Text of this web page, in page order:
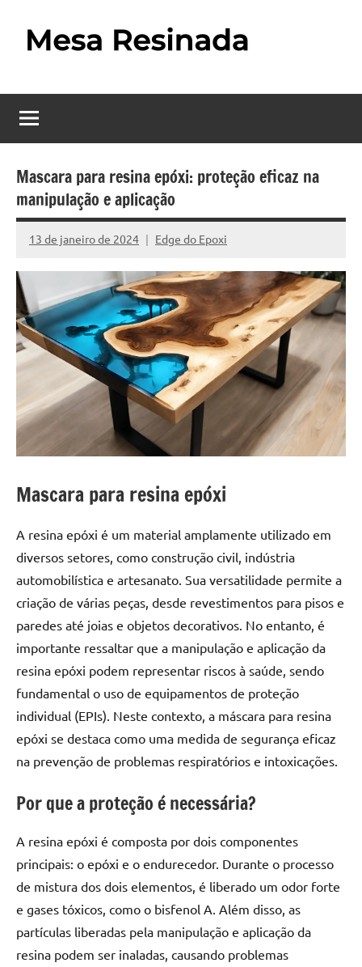
Resinada
–
Como
Fazer
uma
Mesa
Resinada
Passo
a
passo
o
fascinante
mesas
resinadas,
onde
elegância
da
madeira
se
encontra
com
a
criatividade
da
resina.
e
sobre
mesa
de
madeira
resina,
incluindo
designs
de
mesas
de
e
inovadoras
mesas
cascata
resinadas.
Quer
esteja
Mascara para resina epóxi: proteção eficaz na
manipulação e aplicação
13 de janeiro de 2024 Edge do Epoxi
Nenhum
Comentário
Mascara para resina epóxi
A resina epóxi é um material amplamente utilizado em
diversos setores, como construção civil, indústria
automobilística e artesanato. Sua versatilidade permite a
criação de várias peças, desde revestimentos para pisos e
paredes até joias e objetos decorativos. No entanto, é
importante ressaltar que a manipulação e aplicação da
resina epóxi podem representar riscos à saúde, sendo
fundamental o uso de equipamentos de proteção
individual (EPIs). Neste contexto, a máscara para resina
epóxi se destaca como uma medida de segurança eficaz
na prevenção de problemas respiratórios e intoxicações.
Por que a proteção é necessária?
A resina epóxi é composta por dois componentes
principais: o epóxi e o endurecedor. Durante o processo
de mistura dos dois elementos, é liberado um odor forte
e gases tóxicos, como o bisfenol A. Além disso, as
partículas liberadas pela manipulação e aplicação da
resina podem ser inaladas, causando problemas